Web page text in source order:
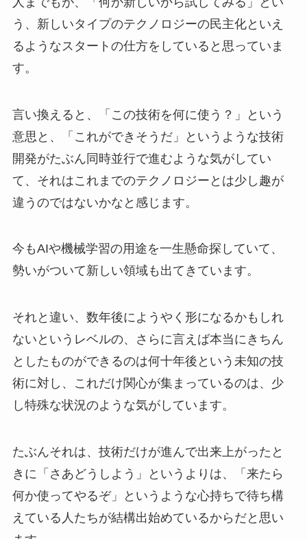
う、新しいタイプのテクノロジーの民主化といえ
るようなスタートの仕方をしていると思っていま
す。
言い換えると、「この技術を何に使う？」という
意思と、「これができそうだ」というような技術
開発がたぶん同時並行で進むような気がしてい
て、それはこれまでのテクノロジーとは少し趣が
違うのではないかなと感じます。
今もAIや機械学習の用途を一生懸命探していて、
勢いがついて新しい領域も出てきています。
それと違い、数年後にようやく形になるかもしれ
ないというレベルの、さらに言えば本当にきちん
としたものができるのは何十年後という未知の技
術に対し、これだけ関心が集まっているのは、少
し特殊な状況のような気がしています。
たぶんそれは、技術だけが進んで出来上がったと
きに「さあどうしよう」というよりは、「来たら
何か使ってやるぞ」というような心持ちで待ち構
えている人たちが結構出始めているからだと思い